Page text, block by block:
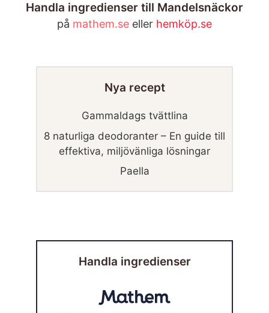
Handla ingredienser till Mandelsnäckor
på mathem.se eller hemköp.se
Nya recept
Gammaldags tvättlina
8 naturliga deodoranter – En guide till
effektiva, miljövänliga lösningar
Paella
Handla ingredienser